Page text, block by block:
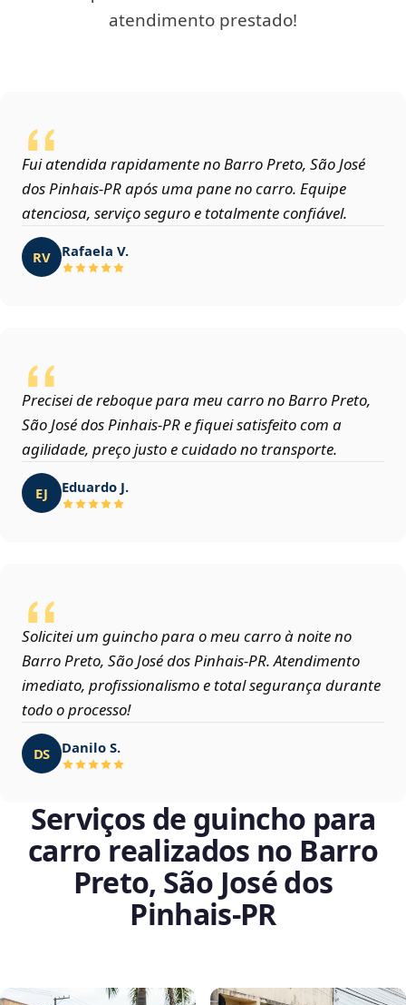
atendimento prestado!
Fui atendida rapidamente no Barro Preto, São José
dos Pinhais‑PR após uma pane no carro. Equipe
atenciosa, serviço seguro e totalmente confiável.
RV Rafaela V.
Precisei de reboque para meu carro no Barro Preto,
São José dos Pinhais‑PR e fiquei satisfeito com a
agilidade, preço justo e cuidado no transporte.
EJ Eduardo J.
Solicitei um guincho para o meu carro à noite no
Barro Preto, São José dos Pinhais‑PR. Atendimento
imediato, profissionalismo e total segurança durante
todo o processo!
DS Danilo S.
Serviços de guincho para
carro realizados no Barro
Preto, São José dos
Pinhais‑PR